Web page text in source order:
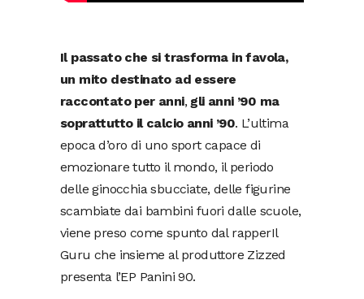
Il passato che si trasforma in favola,
un mito destinato ad essere
raccontato per anni, gli anni ’90 ma
soprattutto il calcio anni ’90. L’ultima
epoca d’oro di uno sport capace di
emozionare tutto il mondo, il periodo
delle ginocchia sbucciate, delle figurine
scambiate dai bambini fuori dalle scuole,
viene preso come spunto dal rapperIl
Guru che insieme al produttore Zizzed
presenta l’EP Panini 90.